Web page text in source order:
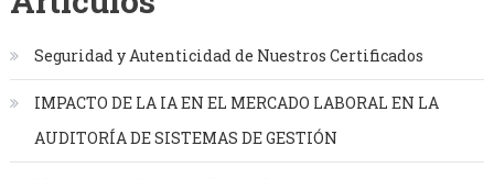
Seguridad y Autenticidad de Nuestros Certificados
IMPACTO DE LA IA EN EL MERCADO LABORAL EN LA
AUDITORÍA DE SISTEMAS DE GESTIÓN